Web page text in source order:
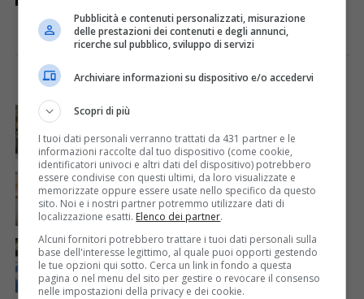
I PIÙ VISTI ULTIME NOTIZIE
CRONACA & ATTUALITÀ
le frazioni sotto osservazione
CRONACA & ATTUALITÀ 4 giorni fa
Mattia Ranghetti muore a 29 anni dopo la
folgorazione alle Ferriere Nord di Osoppo
CRONACA & ATTUALITÀ 2 giorni fa
Arrivano 142 nuovi poliziotti in Friuli-Venezia Giulia:
61 saranno assegnati a Trieste
Pubblicità e contenuti personalizzati, misurazione
delle prestazioni dei contenuti e degli annunci,
ricerche sul pubblico, sviluppo di servizi
Archiviare informazioni su dispositivo e/o accedervi
Scopri di più
I tuoi dati personali verranno trattati da 431 partner e le
informazioni raccolte dal tuo dispositivo (come cookie,
identificatori univoci e altri dati del dispositivo) potrebbero
essere condivise con questi ultimi, da loro visualizzate e
memorizzate oppure essere usate nello specifico da questo
sito. Noi e i nostri partner potremmo utilizzare dati di
localizzazione esatti. Elenco dei partner.
Alcuni fornitori potrebbero trattare i tuoi dati personali sulla
base dell'interesse legittimo, al quale puoi opporti gestendo
le tue opzioni qui sotto. Cerca un link in fondo a questa
pagina o nel menu del sito per gestire o revocare il consenso
nelle impostazioni della privacy e dei cookie.